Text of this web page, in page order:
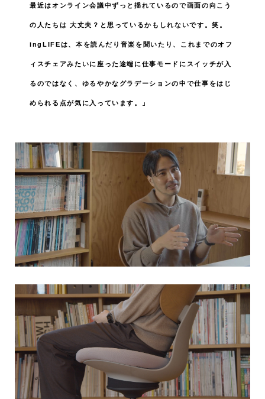
最近はオンライン会議中ずっと揺れているので画面の向こう
の人たちは 大丈夫？と思っているかもしれないです。笑。
ingLIFEは、本を読んだり音楽を聞いたり、これまでのオフ
ィスチェアみたいに座った途端に仕事モードにスイッチが入
るのではなく、ゆるやかなグラデーションの中で仕事をはじ
められる点が気に入っています。」